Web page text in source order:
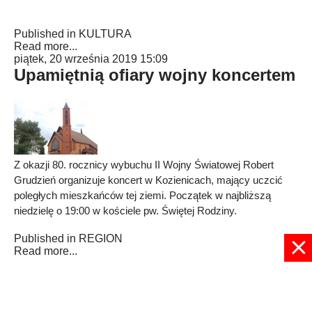
Published in KULTURA
Read more...
piątek, 20 września 2019 15:09
Upamiętnią ofiary wojny koncertem
Z okazji 80. rocznicy wybuchu II Wojny Światowej Robert
Grudzień organizuje koncert w Kozienicach, mający uczcić
poległych mieszkańców tej ziemi. Początek w najbliższą
niedzielę o 19:00 w kościele pw. Świętej Rodziny.
Published in REGION
Read more...